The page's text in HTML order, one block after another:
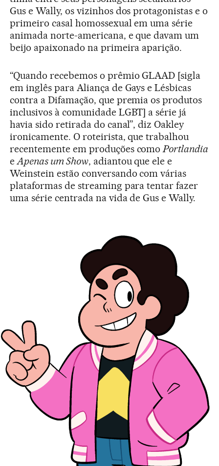
Gus e Wally, os vizinhos dos protagonistas e o
primeiro casal homossexual em uma série
animada norte-americana, e que davam um
beijo apaixonado na primeira aparição.
“Quando recebemos o prêmio GLAAD [sigla
em inglês para Aliança de Gays e Lésbicas
contra a Difamação, que premia os produtos
inclusivos à comunidade LGBT] a série já
havia sido retirada do canal”, diz Oakley
ironicamente. O roteirista, que trabalhou
recentemente em produções comoPortlandia
eApenas um Show, adiantou que ele e
Weinstein estão conversando com várias
plataformas de streaming para tentar fazer
uma série centrada na vida de Gus e Wally.